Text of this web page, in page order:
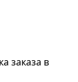
заказа в